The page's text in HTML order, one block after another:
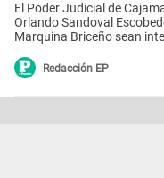
El Poder Judicial de
Orlando Sandoval
Marquina Briceño sean
Redacción EP